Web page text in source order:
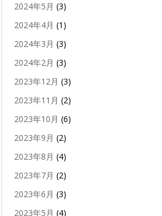
2024年5月 (3)
2024年4月 (1)
2024年3月 (3)
2024年2月 (3)
2023年12月 (3)
2023年11月 (2)
2023年10月 (6)
2023年9月 (2)
2023年8月 (4)
2023年7月 (2)
2023年6月 (3)
2023年5月 (4)